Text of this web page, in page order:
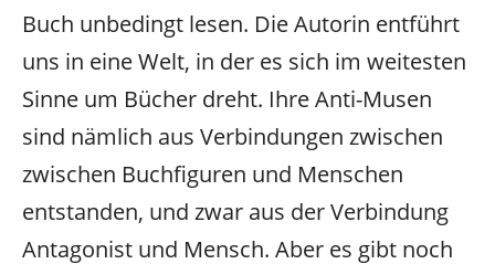
Buch unbedingt lesen. Die Autorin entführt
uns in eine Welt, in der es sich im weitesten
Sinne um Bücher dreht. Ihre Anti-Musen
sind nämlich aus Verbindungen zwischen
zwischen Buchfiguren und Menschen
entstanden, und zwar aus der Verbindung
Antagonist und Mensch. Aber es gibt noch